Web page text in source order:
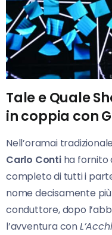
Tale e Quale
in coppia con
Nell’oramai
Carlo Contiha fornito
completo di tutti i
nome decisamente
conduttore, dopo
l’avventura con